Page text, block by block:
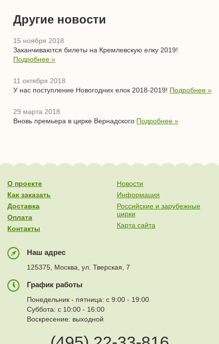
Другие новости
15 ноября 2018
Заканчиваются билеты на Кремлевскую елку 2019!
Подробнее »
11 октября 2018
У нас поступление Новогодних елок 2018-2019! Подробнее »
29 марта 2018
Вновь премьера в цирке Вернадского Подробнее »
О проекте
Как заказать
Доставка
Оплата
Контакты
Новости
Информация
Российские и зарубежные
цирки
Карта сайта
Наш адрес
125375, Москва, ул. Тверская, 7
График работы
Понедельник - пятница: с 9:00 - 19:00
Суббота: с 10:00 - 16:00
Воскресение: выходной